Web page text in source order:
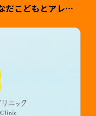
だこどもとアレル